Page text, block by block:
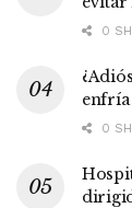
0
enfría
0